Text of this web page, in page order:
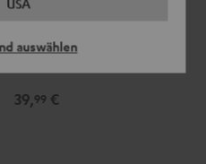
auswählen
MUSICSTATION Cover
Dekoratives Cover in fünf Farben,
passend für MUSICSTATION
39,99 €